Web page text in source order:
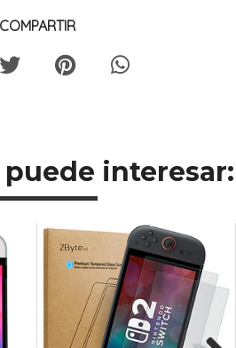
COMPARTIR
interesar: